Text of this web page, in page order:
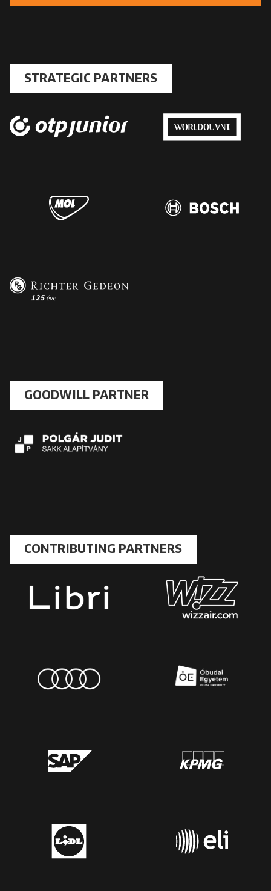
STRATEGIC PARTNERS
GOODWILL PARTNER
CONTRIBUTING PARTNERS